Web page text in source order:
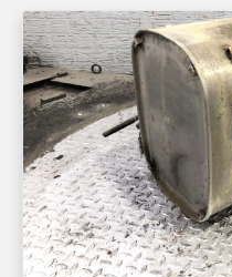
200652004
KATALYSATOR